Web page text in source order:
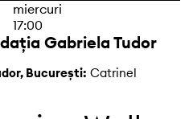
miercuri
17:00
Gabriela Tudor
București: Catrinel